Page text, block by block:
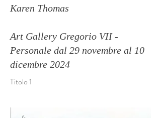
Karen Thomas
Art Gallery Gregorio VII -
Personale dal 29 novembre al 10
dicembre 2024
Titolo 1